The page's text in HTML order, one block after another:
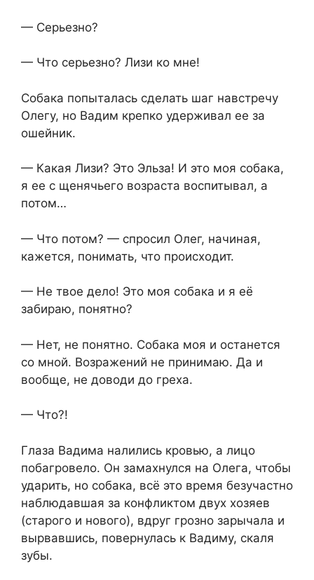
— Серьезно?
— Что серьезно? Лизи ко мне!
Собака попыталась сделать шаг навстречу
Олегу, но Вадим крепко удерживал ее за
ошейник.
— Какая Лизи? Это Эльза! И это моя собака,
я ее с щенячьего возраста воспитывал, а
потом…
— Что потом? — спросил Олег, начиная,
кажется, понимать, что происходит.
— Не твое дело! Это моя собака и я её
забираю, понятно?
— Нет, не понятно. Собака моя и останется
со мной. Возражений не принимаю. Да и
вообще, не доводи до греха.
— Что?!
Глаза Вадима налились кровью, а лицо
побагровело. Он замахнулся на Олега, чтобы
ударить, но собака, всё это время безучастно
наблюдавшая за конфликтом двух хозяев
(старого и нового), вдруг грозно зарычала и
вырвавшись, повернулась к Вадиму, скаля
зубы.